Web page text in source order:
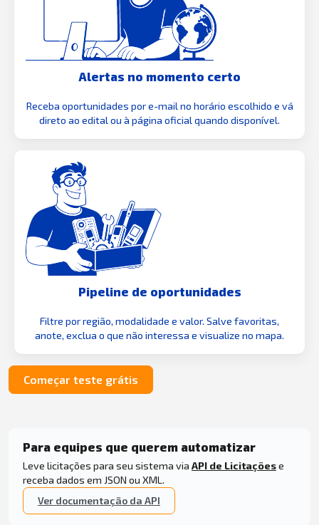
Alertas no momento certo
Receba oportunidades por e-mail no horário escolhido e vá
direto ao edital ou à página oficial quando disponível.
Pipeline de oportunidades
Filtre por região, modalidade e valor. Salve favoritas,
anote, exclua o que não interessa e visualize no mapa.
Começar teste grátis
Para equipes que querem automatizar
Leve licitações para seu sistema via API de Licitaçõese
receba dados em JSON ou XML.
Ver documentação da API